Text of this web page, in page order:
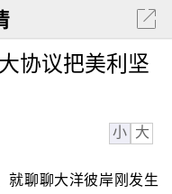
协议把美利坚
小 大
就聊聊大洋彼岸刚发生